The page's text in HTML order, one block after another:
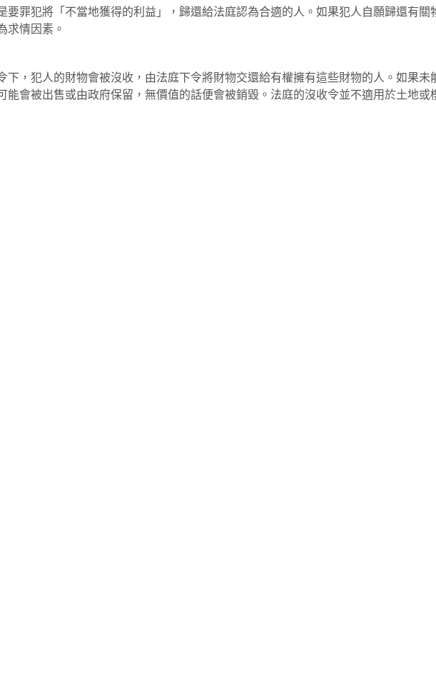
要罪犯將「不當地獲得的利益」，歸還給法庭認為合適的人。如果犯人自願歸還有
求情因素。
下，犯人的財物會被沒收，由法庭下令將財物交還給有權擁有這些財物的人。如果未
能會被出售或由政府保留，無價值的話便會被銷毀。法庭的沒收令並不適用於土地或